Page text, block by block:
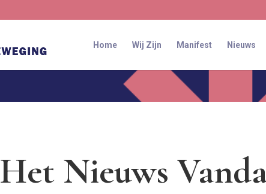
Home Wij Zijn Manifest Nieuws
Het Nieuws